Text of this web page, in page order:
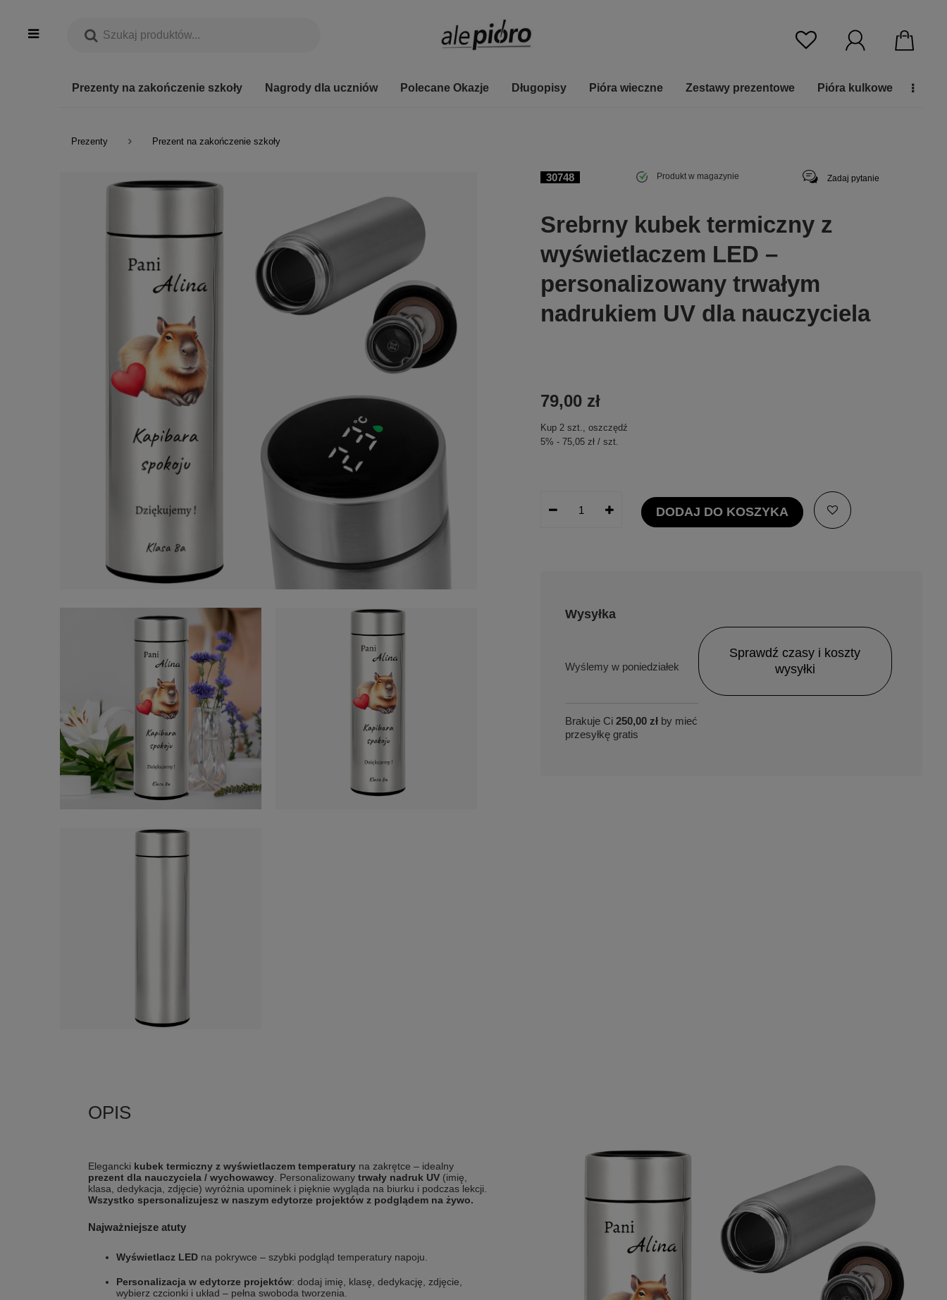
Prezenty na zakończenie szkoły Nagrody dla uczniów Polecane Okazje Długopisy Pióra wieczne Zestawy prezentowe Pióra kulkowe
Prezenty Prezent na zakończenie szkoły
30748 Produkt w magazynie Zadaj pytanie
Srebrny kubek termiczny z
wyświetlaczem LED –
personalizowany trwałym
nadrukiem UV dla nauczyciela
79,00 zł
Kup 2 szt., oszczędź
5% - 75,05 zł / szt.
DODAJ DO KOSZYKA
Wysyłka
w poniedziałek
Brakuje Ci 250,00 zł by mieć
przesyłkę gratis
Sprawdź czasy i koszty
wysyłki
Elegancki kubek termiczny z wyświetlaczem temperatury na zakrętce – idealny
prezent dla nauczyciela / wychowawcy . Personalizowany trwały nadruk UV (imię,
klasa, dedykacja, zdjęcie) wyróżnia upominek i pięknie wygląda na biurku i podczas lekcji.
Wszystko spersonalizujesz w naszym edytorze projektów z podglądem na żywo.
Najważniejsze atuty
Wyświetlacz LED na pokrywce – szybki podgląd temperatury napoju.
Personalizacja w edytorze projektów: dodaj imię, klasę, dedykację, zdjęcie,
wybierz czcionki i układ – pełna swoboda tworzenia.